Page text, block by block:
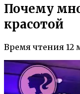
Почему
красотой
Время чтения 12